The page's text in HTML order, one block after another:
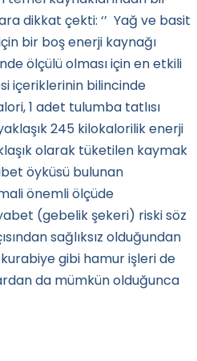
dikkat çekti: ‘’ Yağ ve basit
bir boş enerji kaynağı
ölçülü olması için en etkili
içeriklerinin bilincinde
1 adet tulumba tatlısı
245 kilokalorilik enerji
olarak tüketilen kaymak
öyküsü bulunan
önemli ölçüde
(gebelik şekeri) riski söz
sağlıksız olduğundan
kurabiye gibi hamur işleri de
da mümkün olduğunca